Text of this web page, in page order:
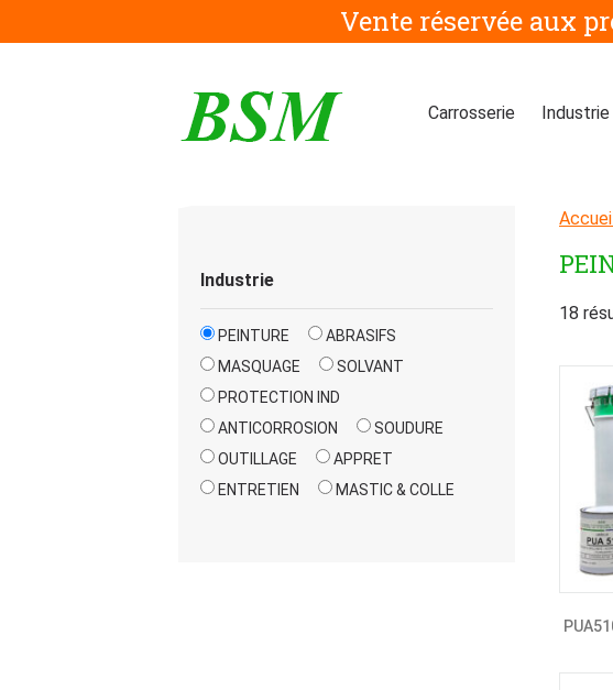
au
Vente réservée aux
Carrosserie Industrie
18
Industrie
PEINTURE
ABRASIFS
MASQUAGE
SOLVANT
PROTECTION IND
ANTICORROSION
SOUDURE
OUTILLAGE
APPRET
ENTRETIEN
MASTIC & COLLE